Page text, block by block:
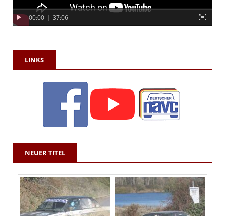
00:00 | 37:06
LINKS
NEUER TITEL